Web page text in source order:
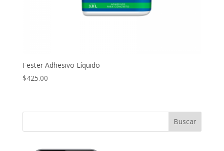
Fester Adhesivo Líquido
$425.00